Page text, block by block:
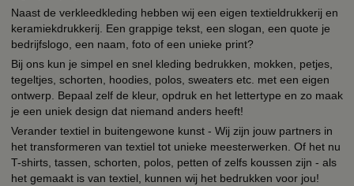
Naast de verkleedkleding hebben wij een eigen textieldrukkerij en
keramiekdrukkerij. Een grappige tekst, een slogan, een quote je
bedrijfslogo, een naam, foto of een unieke print?
Bij ons kun je simpel en snel kleding bedrukken, mokken, petjes,
tegeltjes, schorten, hoodies, polos, sweaters etc. met een eigen
ontwerp. Bepaal zelf de kleur, opdruk en het lettertype en zo maak
je een uniek design dat niemand anders heeft!
Verander textiel in buitengewone kunst - Wij zijn jouw partners in
het transformeren van textiel tot unieke meesterwerken. Of het nu
T-shirts, tassen, schorten, polos, petten of zelfs koussen zijn - als
het gemaakt is van textiel, kunnen wij het bedrukken voor jou!